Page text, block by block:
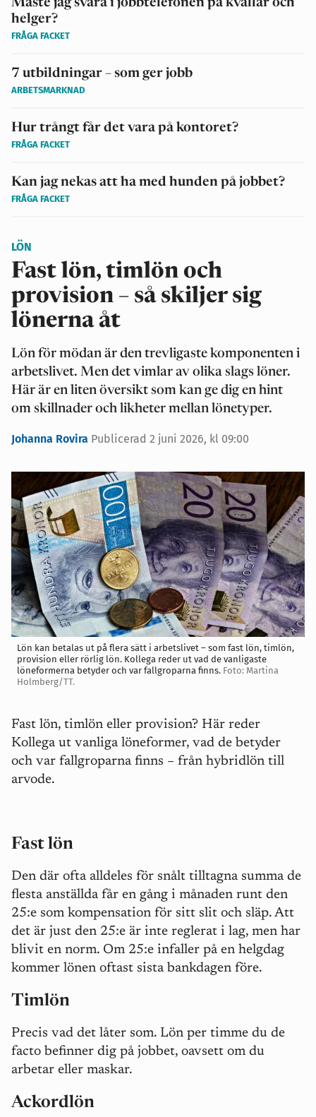
Måste jag svara i jobbtelefonen på kvällar och
helger?
FRÅGA FACKET
7 utbildningar – som ger jobb
ARBETSMARKNAD
Hur trångt får det vara på kontoret?
FRÅGA FACKET
Kan jag nekas att ha med hunden på jobbet?
FRÅGA FACKET
LÖN
Fast lön, timlön och
provision – så skiljer sig
lönerna åt
Lön för mödan är den trevligaste komponenten i
arbetslivet. Men det vimlar av olika slags löner.
Här är en liten översikt som kan ge dig en hint
om skillnader och likheter mellan lönetyper.
Johanna Rovira Publicerad 2 juni 2026, kl 09:00
Lön kan betalas ut på flera sätt i arbetslivet – som fast lön, timlön,
provision eller rörlig lön. Kollega reder ut vad de vanligaste
löneformerna betyder och var fallgroparna finns. Foto: Martina
Holmberg/TT.
Fast lön, timlön eller provision? Här reder
Kollega ut vanliga löneformer, vad de betyder
och var fallgroparna finns – från hybridlön till
arvode.
Fast lön
Den där ofta alldeles för snålt tilltagna summa de
flesta anställda får en gång i månaden runt den
25:e som kompensation för sitt slit och släp. Att
det är just den 25:e är inte reglerat i lag, men har
blivit en norm. Om 25:e infaller på en helgdag
kommer lönen oftast sista bankdagen före.
Timlön
Precis vad det låter som. Lön per timme du de
facto befinner dig på jobbet, oavsett om du
arbetar eller maskar.
Ackordlön